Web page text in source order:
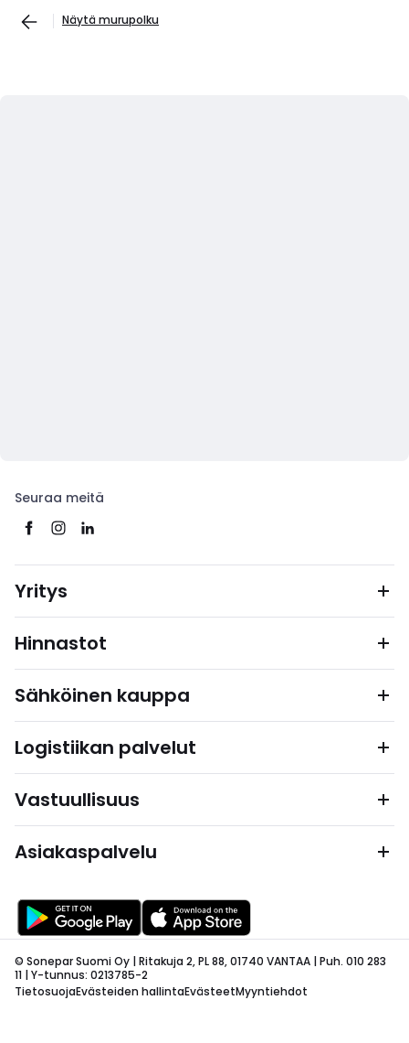
Näytä murupolku
Seuraa meitä
Yritys
Hinnastot
Sähköinen kauppa
Logistiikan palvelut
Vastuullisuus
Asiakaspalvelu
© Sonepar Suomi Oy | Ritakuja 2, PL 88, 01740 VANTAA | Puh. 010 283
11 | Y-tunnus: 0213785-2
TietosuojaEvästeiden hallintaEvästeetMyyntiehdot